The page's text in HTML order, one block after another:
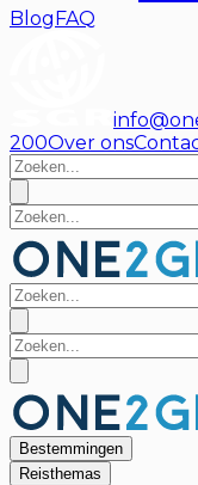
BlogFAQ
200Over ons
Bestemmingen
Reisthemas